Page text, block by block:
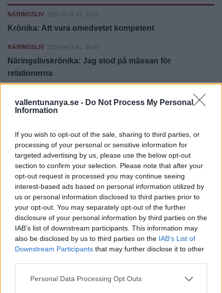
vallentunanya.se - Do Not Process My Personal
Information
If you wish to opt-out of the sale, sharing to third parties, or
processing of your personal or sensitive information for
targeted advertising by us, please use the below opt-out
section to confirm your selection. Please note that after your
opt-out request is processed you may continue seeing
interest-based ads based on personal information utilized by
us or personal information disclosed to third parties prior to
your opt-out. You may separately opt-out of the further
disclosure of your personal information by third parties on the
IAB’s list of downstream participants. This information may
also be disclosed by us to third parties on the IAB’s List of
Downstream Participants that may further disclose it to other
Personal Data Processing Opt Outs
NÄRINGSLIV 2024-05-16 KL. 10:11
Krönika: Att vara omedvetet kompetent
NÄRINGSLIV 2024-04-11 KL. 09:00
Näringslivskrönika: Jag stod på mässan för
relationerna
Vabruari bjuder upp till kamp
Krönika: Vad jag väljer att tro på
NÄRINGSLIV 2023-11-30 KL. 10:25
Familjeföretag vill inspirera till hemmaodling
NÄRINGSLIV 2022-05-12 KL. 13:00
De fixade en lyckad aktivitet
2022-02-10 KL. 10:10
Lärarparet startade eget klockföretag